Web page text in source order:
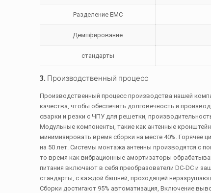
Разделение EMC
Демпфирование
стандарты
3. Производственный процесс
Производственный процесс производства нашей
качества, чтобы обеспечить долговечность и
сварки и резки с ЧПУ для решетки,
Модульные компоненты, такие как антенные
минимизировать время сборки на месте 40%. Горячее
на 50 лет. Системы монтажа антенны производятся с
то время как вибрационные амортизаторы
питания включают в себя преобразователи DC-DC и
стандарты, с каждой башней, проходящей
Сборки достигают 95% автоматизация, Включение